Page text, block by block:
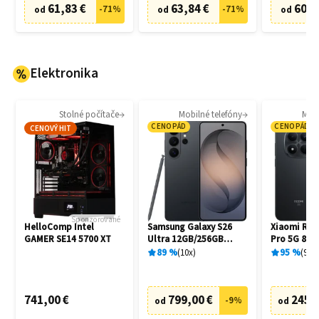
od 61,83 € -71% od 63,84 € -71% od
Elektronika
Stolné počítače
CENOVÝ HIT
Sponzorované
HelloComp Intel
GAMER SE14 5700 XT
741,00 €
Mobilné telefóny
CENOPÁD
Samsung Galaxy S26
Ultra 12GB/256GB
S948B Black
89% 10x
od 799,00 € -9%
CENOPÁD
Xiaomi
Pro 5G
Black
95% 94
od